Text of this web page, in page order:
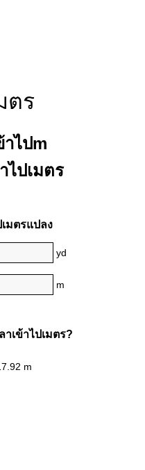
ตร
าไปm
ไปเมตร
มตรแปลง
yd
m
เข้าไปเมตร?
m